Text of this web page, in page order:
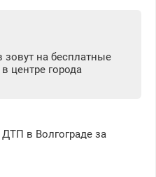
зовут на бесплатные
центре города
в Волгограде за